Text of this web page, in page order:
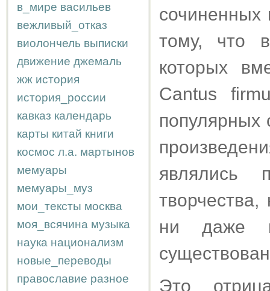
в_мире васильев
вежливый_отказ
виолончель выписки
движение джемаль
жж история
история_россии
кавказ календарь
карты китай книги
космос л.а. мартынов
мемуары
мемуары_муз
мои_тексты москва
моя_всячина музыка
наука национализм
новые_переводы
православие разное
сочиненных
тому, что
которых
Cantus
популярных
являлись
ни даже в
Это